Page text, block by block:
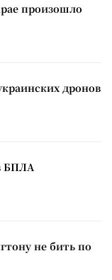
произошло
дронов
БПЛА
не бить по